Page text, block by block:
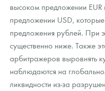
Монеты и жетоны из
Книги по нумизматике
высоком предложении EUR
предложении USD,
предложения рублей. При
существенно ниже. Также
арбитражеров выровнять
наблюдаются на
ликвидности из-за